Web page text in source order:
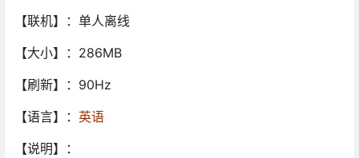
【联机】：单人离线
【大小】：286MB
【刷新】：90Hz
【语言】： 英语
【说明】：